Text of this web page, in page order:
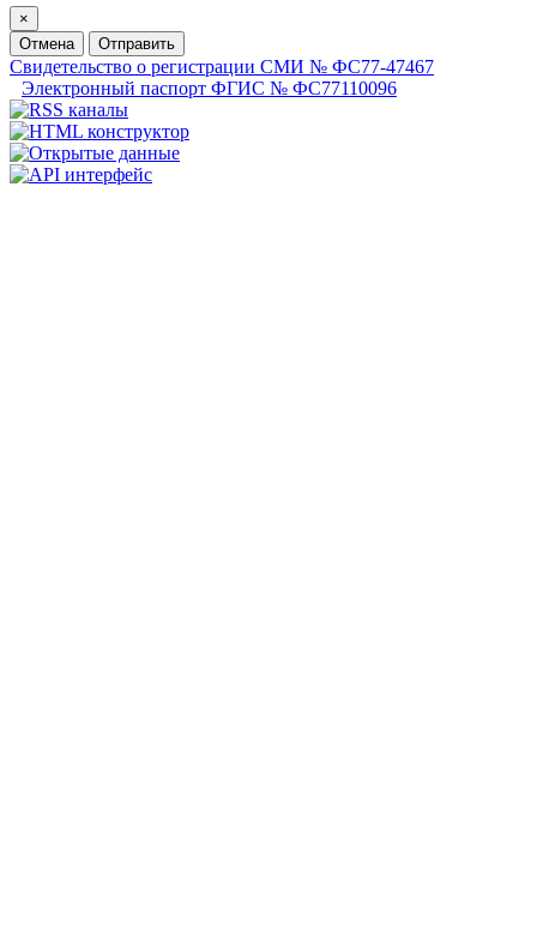
×
Отмена
Отправить
Свидетельство о регистрации СМИ № ФС77-47467
Электронный паспорт ФГИС № ФС77110096